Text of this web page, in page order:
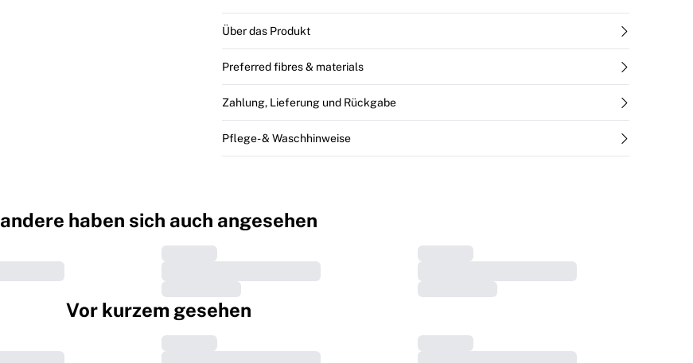
Über das Produkt
Preferred fibres & materials
Zahlung, Lieferung und Rückgabe
Pflege- & Waschhinweise
andere haben sich auch angesehen
Vor kurzem gesehen